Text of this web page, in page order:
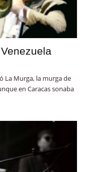
La Murga, la murga de
en Caracas sonaba